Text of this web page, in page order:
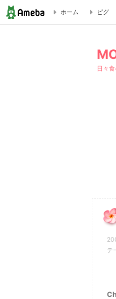
シュマン Chemins [赤坂] |
ホーム ピグ
日々
テ